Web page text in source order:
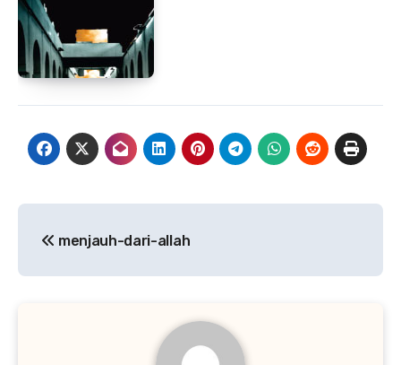
menjauh-dari-allah